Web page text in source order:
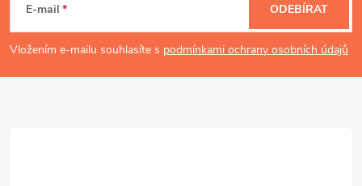
p
E-mail
Vložením e-mailu souhlasíte s podmínkami ochrany osobních údajů
ODEBÍRAT